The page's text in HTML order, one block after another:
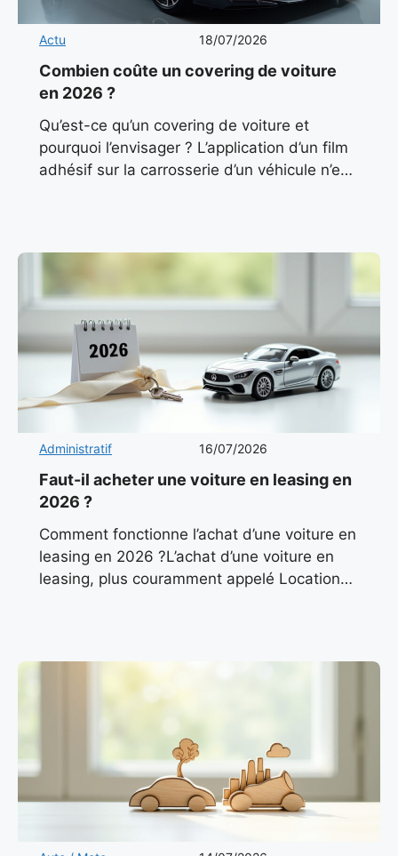
Actu 18/07/2026
Combien coûte un covering de voiture
en 2026 ?
Qu’est-ce qu’un covering de voiture et
pourquoi l’envisager ? L’application d’un film
adhésif sur la carrosserie d’un véhicule n’est
Administratif 16/07/2026
Faut-il acheter une voiture en leasing en
2026 ?
Comment fonctionne l’achat d’une voiture en
leasing en 2026 ?L’achat d’une voiture en
leasing, plus couramment appelé Location